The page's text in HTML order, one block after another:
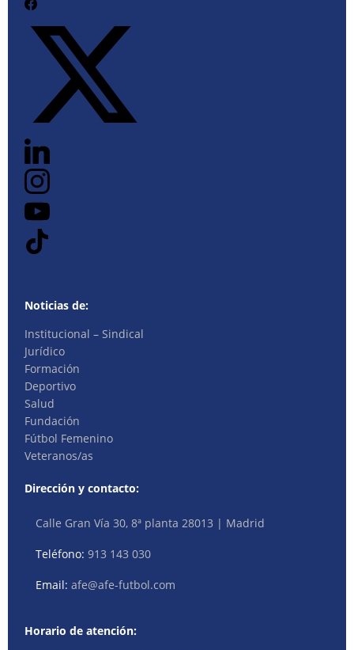
Noticias de:
Institucional – Sindical
Jurídico
Formación
Deportivo
Salud
Fundación
Fútbol Femenino
Veteranos/as
Dirección y contacto:
Calle Gran Vía 30, 8ª planta 28013 | Madrid
Teléfono:913 143 030
Email:afe@afe-futbol.com
Horario de atención: